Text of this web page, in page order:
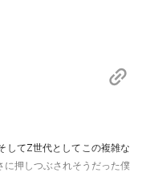
してZ世代としてこの複雑な
に押しつぶされそうだった僕